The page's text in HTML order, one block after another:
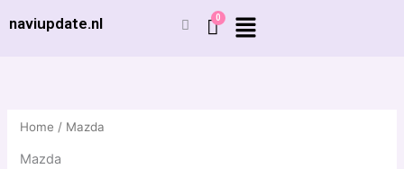
naar
naviupdate.nl
Home / Mazda
Mazda